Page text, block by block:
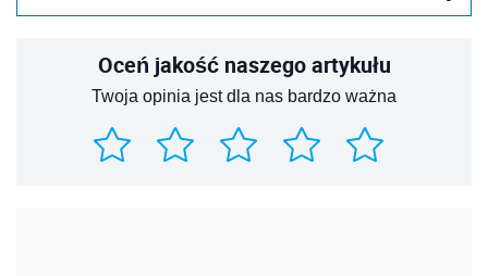
Oceń jakość naszego artykułu
Twoja opinia jest dla nas bardzo ważna